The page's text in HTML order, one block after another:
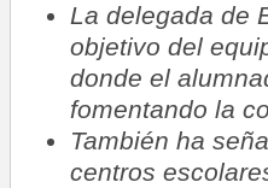
La delegada de
objetivo del
donde el
fomentando la
También ha
centros